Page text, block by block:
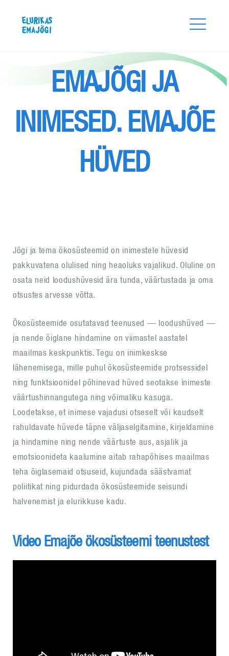
content
Elurikas Emajõgi
EMAJÕGI JA
INIMESED. EMAJÕE
HÜVED
Jõgi ja tema ökosüsteemid on inimestele hüvesid
pakkuvatena olulised ning heaoluks vajalikud. Oluline on
osata neid loodushüvesid ära tunda, väärtustada ja oma
otsustes arvesse võtta.
Ökosüsteemide osutatavad teenused — loodushüved —
ja nende õiglane hindamine on viimastel aastatel
maailmas keskpunktis. Tegu on inimkeskse
lähenemisega, mille puhul ökosüsteemide protsessidel
ning funktsioonidel põhinevad hüved seotakse inimeste
väärtushinnangutega ning võimaliku kasuga.
Loodetakse, et inimese vajadusi otseselt või kaudselt
rahuldavate hüvede täpne väljaselgitamine, kirjeldamine
ja hindamine ning nende väärtuste aus, asjalik ja
emotsioonideta kaalumine aitab rahapõhises maailmas
teha õiglasemaid otsuseid, kujundada säästvamat
poliitikat ning pidurdada ökosüsteemide seisundi
halvenemist ja elurikkuse kadu.
Video Emajõe ökosüsteemi teenustest